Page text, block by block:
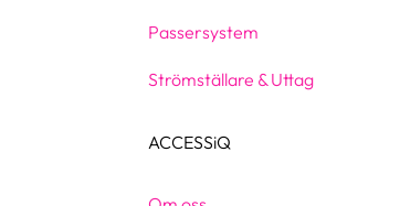
Passersystem
Strömställare & Uttag
ACCESSiQ